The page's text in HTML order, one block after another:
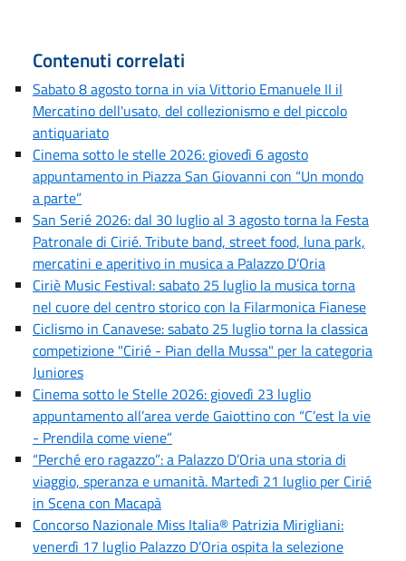
Contenuti correlati
Sabato 8 agosto torna in via Vittorio Emanuele II il
Mercatino dell'usato, del collezionismo e del piccolo
antiquariato
Cinema sotto le stelle 2026: giovedì 6 agosto
appuntamento in Piazza San Giovanni con “Un mondo
a parte”
San Serié 2026: dal 30 luglio al 3 agosto torna la Festa
Patronale di Cirié. Tribute band, street food, luna park,
mercatini e aperitivo in musica a Palazzo D’Oria
Ciriè Music Festival: sabato 25 luglio la musica torna
nel cuore del centro storico con la Filarmonica Fianese
Ciclismo in Canavese: sabato 25 luglio torna la classica
competizione "Cirié - Pian della Mussa" per la categoria
Juniores
Cinema sotto le Stelle 2026: giovedì 23 luglio
appuntamento all’area verde Gaiottino con “C’est la vie
- Prendila come viene”
“Perché ero ragazzo”: a Palazzo D’Oria una storia di
viaggio, speranza e umanità. Martedì 21 luglio per Cirié
in Scena con Macapà
Concorso Nazionale Miss Italia® Patrizia Mirigliani:
venerdì 17 luglio Palazzo D’Oria ospita la selezione